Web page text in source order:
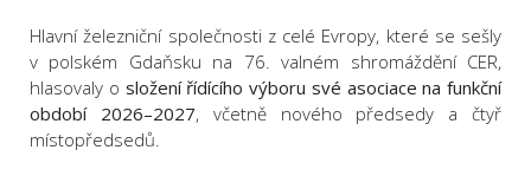
Hlavní železniční společnosti z celé Evropy, které se sešly
v polském Gdaňsku na 76. valném shromáždění CER,
hlasovaly o složení řídícího výboru své asociace na funkční
období 2026–2027, včetně nového předsedy a čtyř
místopředsedů.